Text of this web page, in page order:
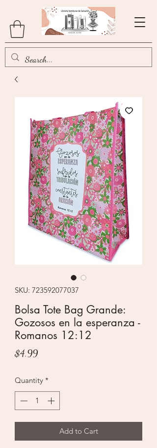
SKU: 723592077037
Bolsa Tote Bag Grande:
Gozosos en la esperanza -
Romanos 12:12
$4.99Price
Quantity *
Add to Cart